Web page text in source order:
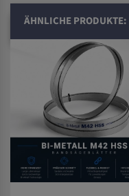
ÄHNLICHE PRODUKTE: